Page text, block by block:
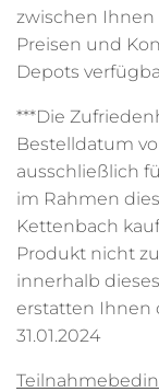
zwischen
Preisen und
Depots
***Die
Bestelldatum
ausschließlich
im Rahmen
Kettenbach
Produkt nicht
innerhalb
erstatten Ihnen
31.01.2024